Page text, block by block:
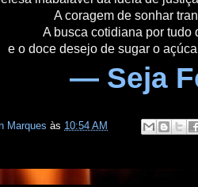
A coragem de sonhar
A busca cotidiana por tudo
e o doce desejo de sugar o
— Seja
Marques às 10:54 AM